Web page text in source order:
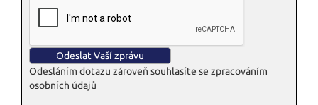
Odesláním dotazu zároveň souhlasíte se zpracováním
osobních údajů